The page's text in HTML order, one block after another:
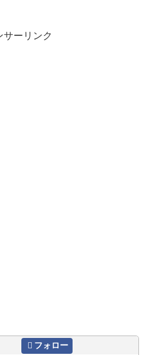
サーリンク
フォロー